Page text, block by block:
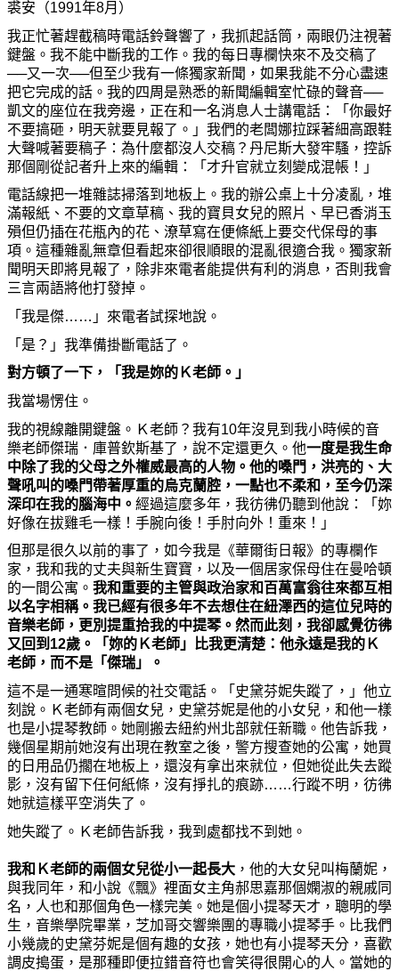
裘安（1991年8月）
我正忙著趕截稿時電話鈴聲響了，我抓起話筒，兩眼仍注視著
鍵盤。我不能中斷我的工作。我的每日專欄快來不及交稿了
──又一次──但至少我有一條獨家新聞，如果我能不分心盡速
把它完成的話。我的四周是熟悉的新聞編輯室忙碌的聲音──
凱文的座位在我旁邊，正在和一名消息人士講電話：「 你最好
不要搞砸 ，明天就要見報了。」我們的老闆娜拉踩著細高跟鞋
大聲喊著要稿子： 為什麼都沒人交稿？丹尼斯大發牢騷，控訴
那個剛從記者升上來的編輯：「才升官就立刻變成混帳！」
電話線把一堆雜誌掃落到地板上。我的辦公桌 上十分凌亂，堆
滿報紙、不要的文章草稿、我的寶貝女兒的照片、早已香消玉
殞但仍插在花瓶內的花、潦草寫在便條紙上要交代保母的事
項。這種雜亂無章但看起來卻很順眼的混亂很適合我。獨家新
聞明天即將見報了，除非來電者能提供有利的消息，否則我會
三言兩語將他打發掉。
「我是傑……」來電者試探地說。
「是？」我準備掛斷電話了。
對方頓了一下，「我是妳的Ｋ老師。」
我當場愣住。
我的視線離開鍵盤。Ｋ老師？我有10年沒見到我小時候的音
樂老師傑瑞．庫普欽斯基了，說不定還更久。他一度是我生命
中除了我的父母之外權威最高的人物。他的嗓門，洪亮的、大
聲吼叫的嗓門帶著厚重的烏克蘭腔，一點也不柔和，至今仍深
深印在我的腦海中。 經過這麼多年，我彷彿仍聽到他說：「 妳
好像在拔雞毛一樣！手腕向後！手肘向外！重來！」
但那是很久以前的事了，如今我是《華爾街日報》的專欄作
家，我和我的丈夫與新生寶寶，以及一個居家保母住在曼哈頓
的一間公寓。 我和重要的主管與政治家和百萬富翁往來都互相
以名字相稱。我已經有很多年不去想住在紐澤西的這位兒時的
音樂老師，更別提重拾我的中提琴。然而此刻，我卻感覺彷彿
又回到12歲。「妳的Ｋ老師」比我更清楚：他永遠是我的Ｋ
老師， 而不是「傑瑞」。
這不是一通寒暄問候的社交電話。「史黛芬妮失蹤了，」他立
刻說。Ｋ老師有兩個女兒，史黛芬妮是他的小女兒，和他一樣
也是小提琴教師。 她剛搬去紐約州北部就任新職。他告訴我，
幾個星期前她沒有出現在教室之後，警方搜查她的公寓， 她買
的日用品仍擱在地板上，還沒有拿出來就位，但她從此失去蹤
影，沒有留下任何紙條，沒有掙扎的痕跡……行蹤不明，彷彿
她就這樣平空消失了。
她失蹤了。Ｋ老師告訴我，我到處都找不到 她 。
我和Ｋ老師的兩個女兒從小一起長大 ，他的大女兒叫梅蘭妮 ，
與我同年，和小說《飄》裡面女主角郝思嘉那個嫻淑的親戚同
名，人也和那個角色一樣完美。 她是個小提琴天才，聰明的學
生，音樂學院畢業，芝加哥交響樂團的專職小提琴手。比我們
小幾歲的史黛芬妮是個有趣的女孩， 她也有小提琴天分，喜歡
調皮搗蛋，是那種即便拉錯音符也會笑得很開心的人。當她的